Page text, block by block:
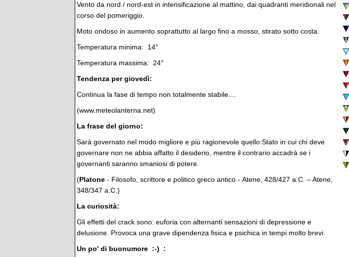
Vento da nord / nord-est in intensificazione al mattino, dai quadranti meridionali nel
corso del pomeriggio.
Moto ondoso in aumento soprattutto al largo fino a mosso, stirato sotto costa.
Temperatura minima: 14°
Temperatura massima: 24°
Tendenza per giovedì:
Continua la fase di tempo non totalmente stabile....
(www.meteolanterna.net)
La frase del giorno:
Sarà governato nel modo migliore e più ragionevole quello Stato in cui chi deve
governare non ne abbia affatto il desiderio, mentre il contrario accadrà se i
governanti saranno smaniosi di potere.
(Platone - Filosofo, scrittore e politico greco antico - Atene, 428/427 a.C. – Atene,
348/347 a.C.)
La curiosità:
Gli effetti del crack sono: euforia con alternanti sensazioni di depressione e
delusione. Provoca una grave dipendenza fisica e psichica in tempi molto brevi.
Un po' di buonumore :-) :